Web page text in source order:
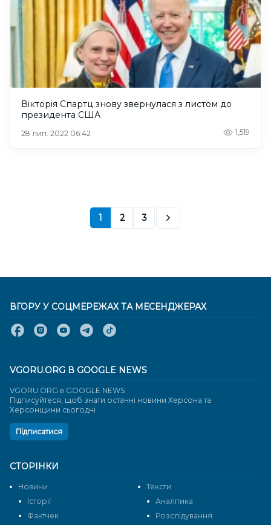
Вікторія Спартц знову звернулася з листом до
президента США
28 лип. 2022 06:42 1,519
1 2 3
СТОРІНКИ
Новини
Тексти
Історії
Аналітика
Фактчек
Розслідування
ВГОРУ У СОЦМЕРЕЖАХ ТА МЕСЕНДЖЕРАХ
VGORU.ORG В GOOGLE NEWS
VGORU.ORG в GOOGLE NEWS
Підписуйтеся, щоб знати останні новини Херсона та
Херсонщини сьогодні
Підписатися